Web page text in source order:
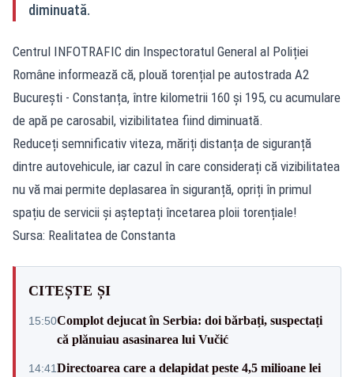
diminuată.
Centrul INFOTRAFIC din Inspectoratul General al Poliției
Române informează că, plouă torențial pe autostrada A2
București - Constanța, între kilometrii 160 și 195, cu acumulare
de apă pe carosabil, vizibilitatea fiind diminuată.
Reduceți semnificativ viteza, măriți distanța de siguranță
dintre autovehicule, iar cazul în care considerați că vizibilitatea
nu vă mai permite deplasarea în siguranță, opriți în primul
spațiu de servicii și așteptați încetarea ploii torențiale!
Sursa: Realitatea de Constanta
CITEȘTE ȘI
15:50Complot dejucat în Serbia: doi bărbați, suspectați
că plănuiau asasinarea lui Vučić
14:41Directoarea care a delapidat peste 4,5 milioane lei